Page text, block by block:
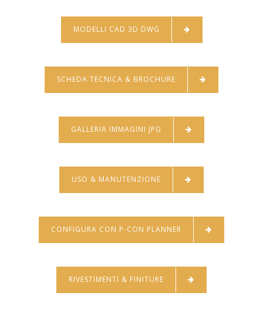
MODELLI CAD 3D DWG
SCHEDA TECNICA & BROCHURE
GALLERIA IMMAGINI JPG
USO & MANUTENZIONE
CONFIGURA CON P-CON PLANNER
RIVESTIMENTI & FINITURE